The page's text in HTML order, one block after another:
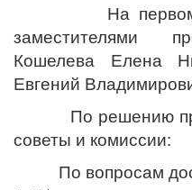
На первом
заместителями
Кошелева Елена
Евгений
По решению
советы и комиссии:
По вопросам